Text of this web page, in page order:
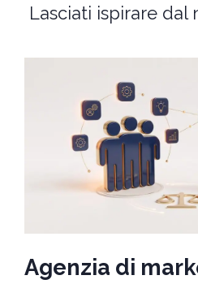
Lasciati ispirare dal
Agenzia di